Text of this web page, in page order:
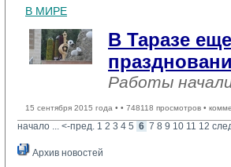
В МИРЕ
В Таразе
Работы
15 сентября 2015 года • • 748118 просмотров •
начало ... <-пред. 1 2 3 4 5 6 7 8 9 10 11 12
Архив новостей